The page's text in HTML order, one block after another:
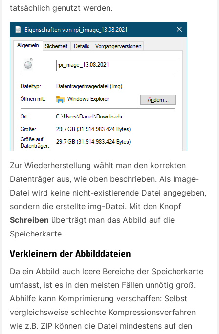
tatsächlich genutzt werden.
Zur Wiederherstellung wählt man den korrekten
Datenträger aus, wie oben beschrieben. Als Image-
Datei wird keine nicht-existierende Datei angegeben,
sondern die erstellte img-Datei. Mit den Knopf
Schreiben überträgt man das Abbild auf die
Speicherkarte.
Verkleinern der Abbilddateien
Da ein Abbild auch leere Bereiche der Speicherkarte
umfasst, ist es in den meisten Fällen unnötig groß.
Abhilfe kann Komprimierung verschaffen: Selbst
vergleichsweise schlechte Kompressionsverfahren
wie z.B. ZIP können die Datei mindestens auf den